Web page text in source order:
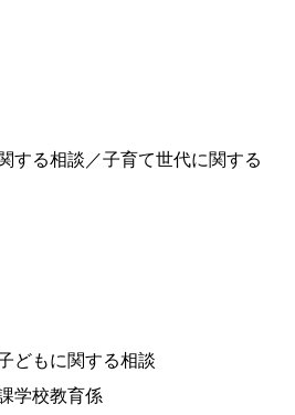
する相談／子育て世代に関する
どもに関する相談
学校教育係